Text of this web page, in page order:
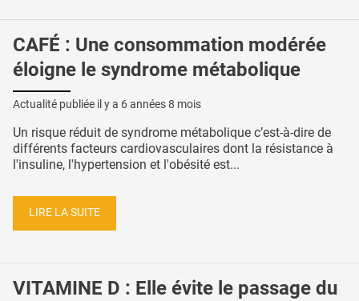
CAFÉ : Une consommation modérée
éloigne le syndrome métabolique
Actualité publiée il y a 6 années 8 mois
Un risque réduit de syndrome métabolique c’est-à-dire de
différents facteurs cardiovasculaires dont la résistance à
l'insuline, l'hypertension et l'obésité est...
LIRE LA SUITE
VITAMINE D : Elle évite le passage du